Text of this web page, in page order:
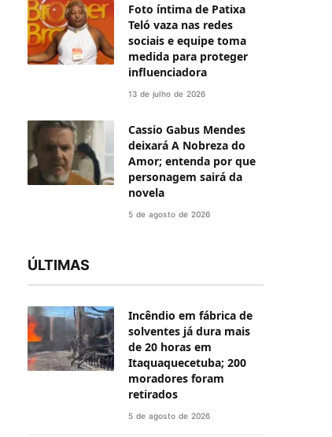
Foto íntima de Patixa
Teló vaza nas redes
sociais e equipe toma
medida para proteger
influenciadora
13 de julho de 2026
Cassio Gabus Mendes
deixará A Nobreza do
Amor; entenda por que
personagem sairá da
novela
5 de agosto de 2026
ÚLTIMAS
Incêndio em fábrica de
solventes já dura mais
de 20 horas em
Itaquaquecetuba; 200
moradores foram
retirados
5 de agosto de 2026